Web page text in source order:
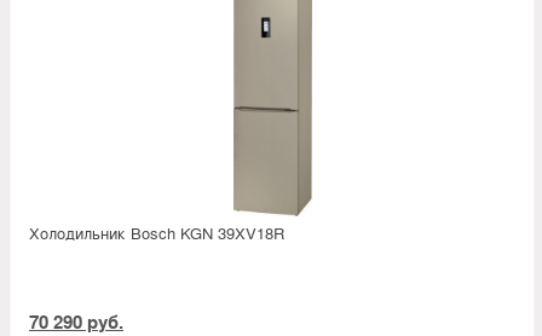
Холодильник Bosсh KGN 39XV18R
70 290 руб.